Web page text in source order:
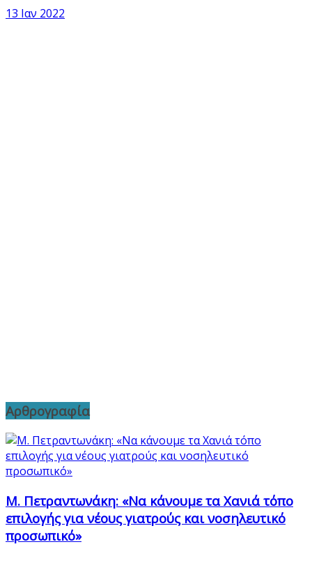
13 Ιαν 2022
Αρθρογραφία
Μ. Πετραντωνάκη: «Να κάνουμε τα Χανιά τόπο
επιλογής για νέους γιατρούς και νοσηλευτικό
προσωπικό»